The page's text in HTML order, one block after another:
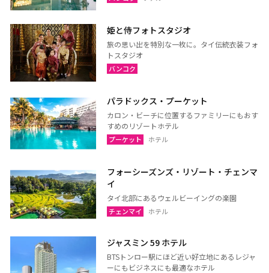
ラーチャブリー
サラブリー
シンブリー
スパンブリー
プーケット
サムイ島（スラーターニ
ー）
クラビ
ランタ島（クラビ）
トラン
カオラック（パンガー）
チュンポーン
ナラーティワート
パッターニー
パッタルン
ソンクラー
スラーターニー
ヤラー
姫と侍フォトスタジオ
旅の思い出を特別な一枚に。タイ伝統衣装フォ
トスタジオ
バンコク
パラドックス・プーケット
カロン・ビーチに位置するファミリーにもおす
すめのリゾートホテル
プーケット ホテル
フォーシーズンズ・リゾート・チェンマ
イ
タイ北部にあるウェルビーイングの楽園
チェンマイ ホテル
ジャスミン 59 ホテル
BTSトンロー駅にほど近い好立地にあるレジャ
ーにもビジネスにも最適なホテル